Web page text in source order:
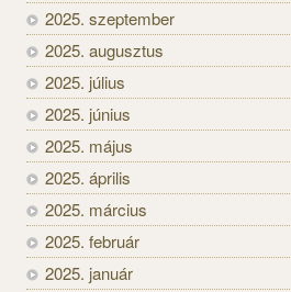
2025. szeptember
2025. augusztus
2025. július
2025. június
2025. május
2025. április
2025. március
2025. február
2025. január